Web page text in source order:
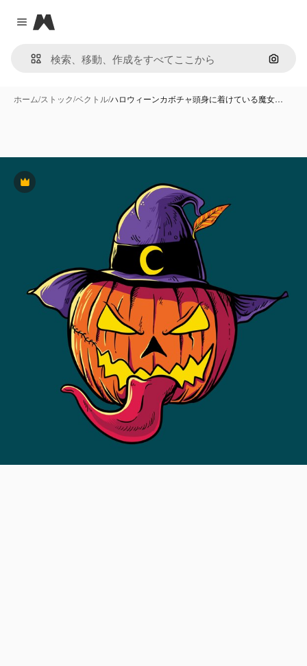
Close menu
Magnific
画像で
ホーム/ストック/ベクトル/ハロウィーンカボチャ頭身に着けている魔女…
Premium